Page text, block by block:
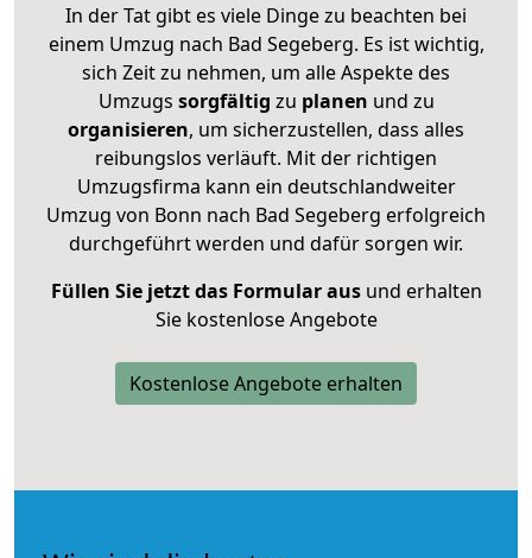
In der Tat gibt es viele Dinge zu beachten bei
einem Umzug nach Bad Segeberg. Es ist wichtig,
sich Zeit zu nehmen, um alle Aspekte des
Umzugs sorgfältig zu planen und zu
organisieren, um sicherzustellen, dass alles
reibungslos verläuft. Mit der richtigen
Umzugsfirma kann ein deutschlandweiter
Umzug von Bonn nach Bad Segeberg erfolgreich
durchgeführt werden und dafür sorgen wir.
Füllen Sie jetzt das Formular ausund erhalten
Sie kostenlose Angebote
Kostenlose Angebote erhalten